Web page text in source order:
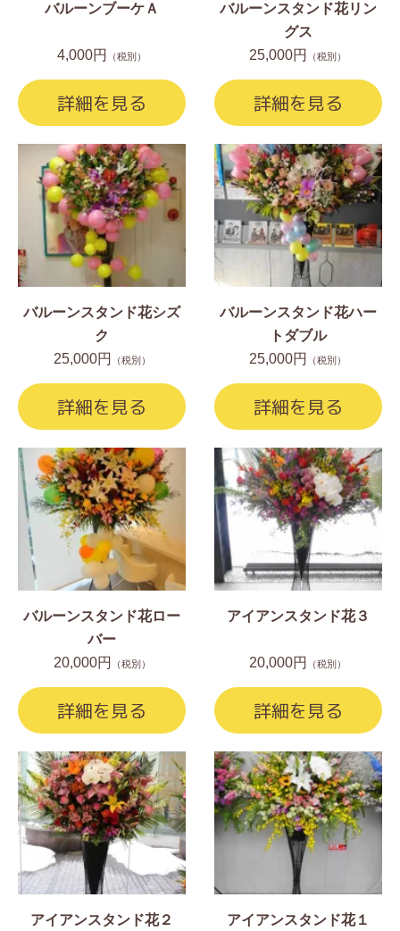
バルーンブーケＡ
4,000円 （税別）
詳細を見る
バルーンスタンド花リン
グス
25,000円
（税別）
詳細を見る
バルーンスタンド花シズ
ク
25,000円
（税別）
詳細を見る
バルーンスタンド花ハー
トダブル
25,000円
（税別）
詳細を見る
バルーンスタンド花ロー
バー
20,000円
（税別）
詳細を見る
アイアンスタンド花３
20,000円 （税別）
詳細を見る
アイアンスタンド花２ アイアンスタンド花１